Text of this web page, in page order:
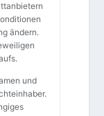
ändern.
und